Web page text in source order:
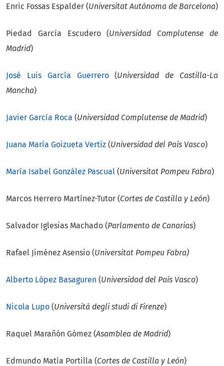
Enric Fossas Espalder (Universitat Autònoma de Barcelona)
Piedad García Escudero (Universidad Complutense de
Madrid)
José Luis García Guerrero(Universidad de Castilla-La
Mancha)
Javier García Roca (Universidad Complutense de Madrid)
Juana María Goizueta Vertiz (Universidad del País Vasco)
María Isabel González Pascual (Universitat Pompeu Fabra)
Marcos Herrero Martínez-Tutor (Cortes de Castilla y León)
Salvador Iglesias Machado (Parlamento de Canarias)
Rafael Jiménez Asensio (Universitat Pompeu Fabra)
Alberto López Basaguren (Universidad del País Vasco)
Nicola Lupo (Università degli studi di Firenze)
Raquel Marañón Gómez (Asamblea de Madrid)
Edmundo Matía Portilla (Cortes de Castilla y León)